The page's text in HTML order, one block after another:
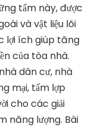
tấm này, được
và vật liệu lõi
lợi ích giúp tăng
của tòa nhà.
dân cư, nhà
mại, tấm lợp
cho các giải
năng lượng. Bài